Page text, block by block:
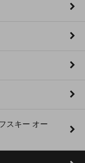
スキー オー